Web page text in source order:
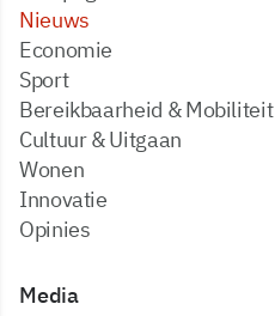
Nieuws
Economie
Sport
Bereikbaarheid & Mobiliteit
Cultuur & Uitgaan
Wonen
Innovatie
Opinies
Media